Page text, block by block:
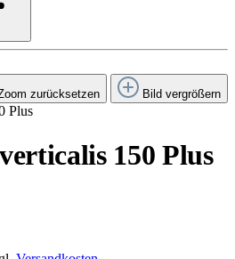
zurücksetzen Bild vergrößern
150 Plus